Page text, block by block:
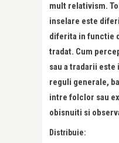
mult relativism.
inselare este
diferita in functie
tradat. Cum
sau a tradarii
reguli generale,
intre folclor sau
obisnuiti si
Distribuie: